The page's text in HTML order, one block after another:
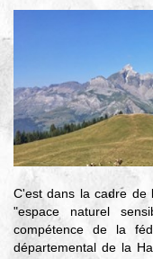
C'est dans la cadre
"espace naturel
compétence de la
départemental de la